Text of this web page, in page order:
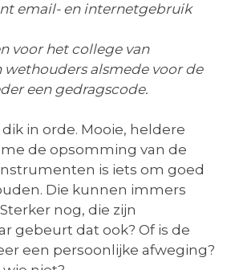
email- en internetgebruik
voor het college van
alsmede voor de
een gedragscode.
in orde. Mooie, heldere
de opsomming van de
is iets om goed
Die kunnen immers
nog, die zijn
gebeurt dat ook? Of is de
een persoonlijke afweging?